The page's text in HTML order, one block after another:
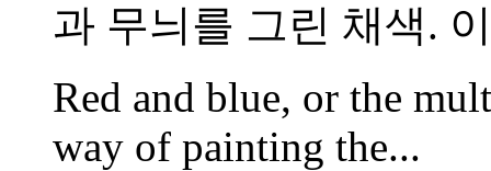
과 무늬를 그린 채색.
Red and blue, or the
way of painting the...